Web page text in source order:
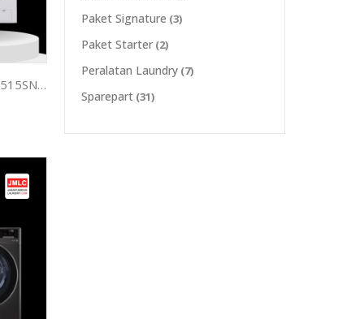
Washer Frontload LG 15 Kg F2515SNEW
Paket Signature (3)
Paket Starter (2)
Peralatan Laundry (7)
Sparepart (31)